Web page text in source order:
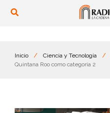
Inicio / Ciencia y Tecnología /
Quintana Roo como categoría 2